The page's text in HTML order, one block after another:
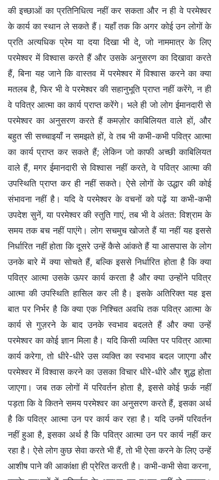
की इच्छाओं का प्रतिनिधित्व नहीं कर सकता और न ही वे परमेश्वर
के कार्य का स्थान ले सकते हैं। यहाँ तक कि अगर कोई उन लोगों के
प्रति अत्यधिक प्रेम या दया दिखा भी दे, जो नाममात्र के लिए
परमेश्वर में विश्वास करते हैं और उसके अनुसरण का दिखावा करते
हैं, बिना यह जाने कि वास्तव में परमेश्वर में विश्वास करने का क्या
मतलब है, फिर भी वे परमेश्वर की सहानुभूति प्राप्त नहीं करेंगे, न ही
वे पवित्र आत्मा का कार्य प्राप्त करेंगे। भले ही जो लोग ईमानदारी से
परमेश्वर का अनुसरण करते हैं कमज़ोर काबिलियत वाले हों, और
बहुत सी सच्चाइयाँ न समझते हों, वे तब भी कभी-कभी पवित्र आत्मा
का कार्य प्राप्त कर सकते हैं; लेकिन जो काफी अच्छी काबिलियत
वाले हैं, मगर ईमानदारी से विश्वास नहीं करते, वे पवित्र आत्मा की
उपस्थिति प्राप्त कर ही नहीं सकते। ऐसे लोगों के उद्धार की कोई
संभावना नहीं है। यदि वे परमेश्वर के वचनों को पढ़ें या कभी-कभी
उपदेश सुनें, या परमेश्वर की स्तुति गाएं, तब भी वे अंतत: विश्राम के
समय तक बच नहीं पाएंगे। लोग सचमुच खोजते हैं या नहीं यह इससे
निर्धारित नहीं होता कि दूसरे उन्हें कैसे आंकते हैं या आसपास के लोग
उनके बारे में क्या सोचते हैं, बल्कि इससे निर्धारित होता है कि क्या
पवित्र आत्मा उसके ऊपर कार्य करता है और क्या उन्होंने पवित्र
आत्मा की उपस्थिति हासिल कर ली है। इसके अतिरिक्त यह इस
बात पर निर्भर है कि क्या एक निश्चित अवधि तक पवित्र आत्मा के
कार्य से गुज़रने के बाद उनके स्वभाव बदलते हैं और क्या उन्हें
परमेश्वर का कोई ज्ञान मिला है। यदि किसी व्यक्ति पर पवित्र आत्मा
कार्य करेगा, तो धीरे-धीरे उस व्यक्ति का स्वभाव बदल जाएगा और
परमेश्वर में विश्वास करने का उसका विचार धीरे-धीरे और शुद्ध होता
जाएगा। जब तक लोगों में परिवर्तन होता है, इससे कोई फ़र्क नहीं
पड़ता कि वे कितने समय परमेश्वर का अनुसरण करते हैं, इसका अर्थ
है कि पवित्र आत्मा उन पर कार्य कर रहा है। यदि उनमें परिवर्तन
नहीं हुआ है, इसका अर्थ है कि पवित्र आत्मा उन पर कार्य नहीं कर
रहा है। ऐसे लोग कुछ सेवा करते भी हैं, तो भी ऐसा करने के लिए उन्हें
आशीष पाने की आकांक्षा ही प्रेरित करती है। कभी-कभी सेवा करना,